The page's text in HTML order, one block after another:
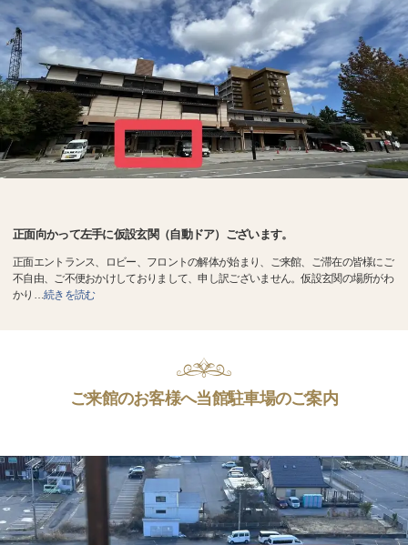
正面向かって左手に仮設玄関（自動ドア）ございます。
正面エントランス、ロビー、フロントの解体が始まり、ご来館、ご滞在の皆様にご
不自由、ご不便おかけしておりまして、申し訳ございません。仮設玄関の場所がわ
かり …続きを読む
ご来館のお客様へ当館駐車場のご案内